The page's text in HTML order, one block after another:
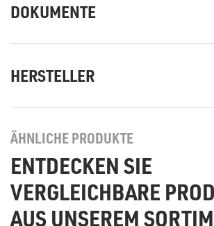
DOKUMENTE
HERSTELLER
ÄHNLICHE PRODUKTE
ENTDECKEN SIE
VERGLEICHBARE
AUS UNSEREM